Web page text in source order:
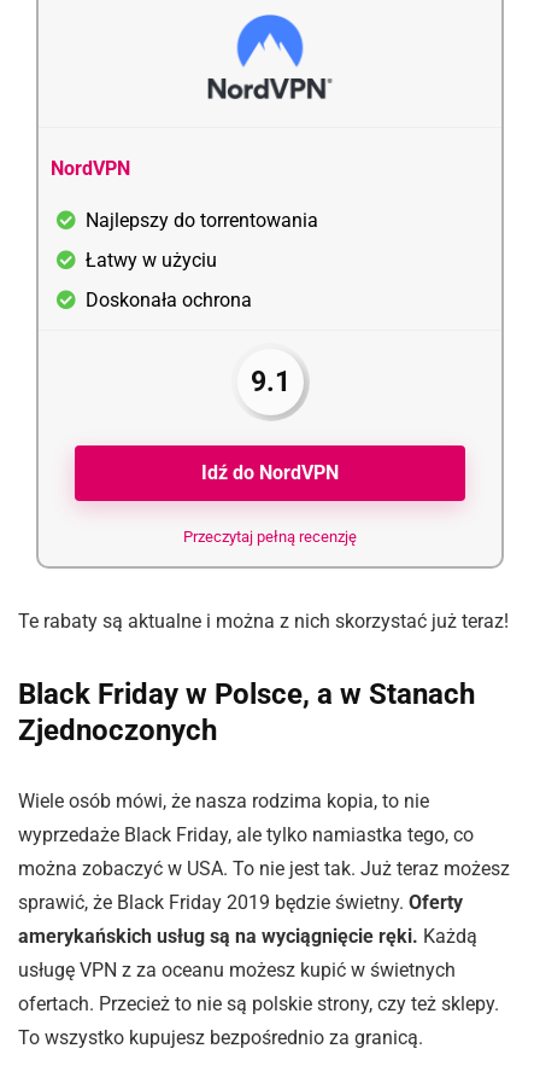
NordVPN
Najlepszy do torrentowania
Łatwy w użyciu
Doskonała ochrona
9.1
Idź do NordVPN
Przeczytaj pełną recenzję
Te rabaty są aktualne i można z nich skorzystać już teraz!
Black Friday w Polsce, a w Stanach
Zjednoczonych
Wiele osób mówi, że nasza rodzima kopia, to nie
wyprzedaże Black Friday, ale tylko namiastka tego, co
można zobaczyć w USA. To nie jest tak. Już teraz możesz
sprawić, że Black Friday 2019 będzie świetny. Oferty
amerykańskich usług są na wyciągnięcie ręki. Każdą
usługę VPN z za oceanu możesz kupić w świetnych
ofertach. Przecież to nie są polskie strony, czy też sklepy.
To wszystko kupujesz bezpośrednio za granicą.